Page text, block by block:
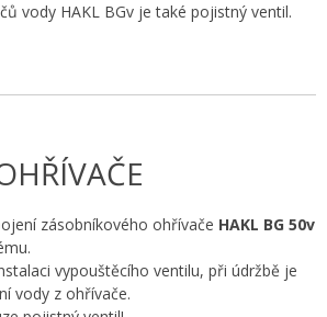
vody HAKL BGv je také pojistný ventil.
zásobníkového ohřívače HAKL BG 50v
vypouštěcího ventilu, při údržbě je
vody z ohřívače.